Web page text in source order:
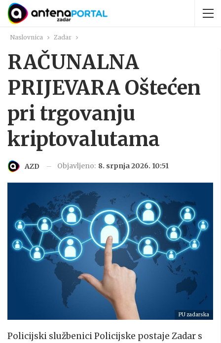
Naslovnica Zadar
RAČUNALNA
PRIJEVARA Oštećen
pri trgovanju
kriptovalutama
AZD Objavljeno: 8. srpnja 2026. 10:51
PU zadarska
Policijski službenici Policijske postaje Zadar s